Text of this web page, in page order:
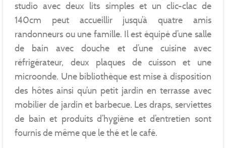
studio avec deux lits simples et un clic-clac de
140cm peut accueillir jusqu’à quatre amis
randonneurs ou une famille. Il est équipé d’une salle
de bain avec douche et d’une cuisine avec
réfrigérateur, deux plaques de cuisson et une
microonde. Une bibliothèque est mise à disposition
des hôtes ainsi qu’un petit jardin en terrasse avec
mobilier de jardin et barbecue. Les draps, serviettes
de bain et produits d’hygiène et d’entretien sont
fournis de même que le thé et le café.